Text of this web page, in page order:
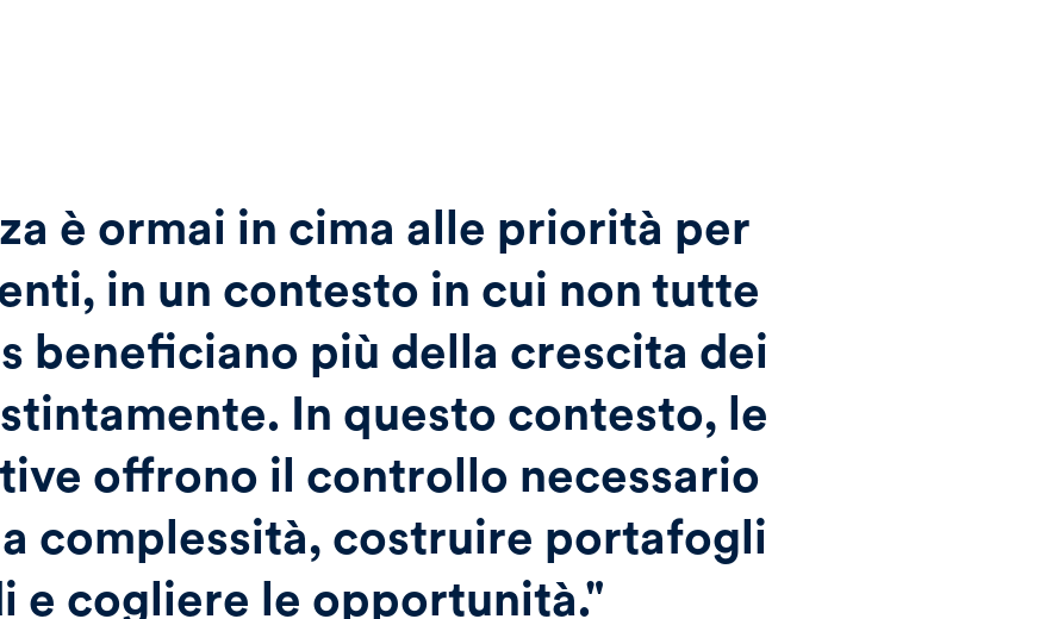
è ormai in cima alle priorità per
in un contesto in cui non tutte
beneficiano più della crescita dei
In questo contesto, le
offrono il controllo necessario
complessità, costruire portafogli
e cogliere le opportunità."